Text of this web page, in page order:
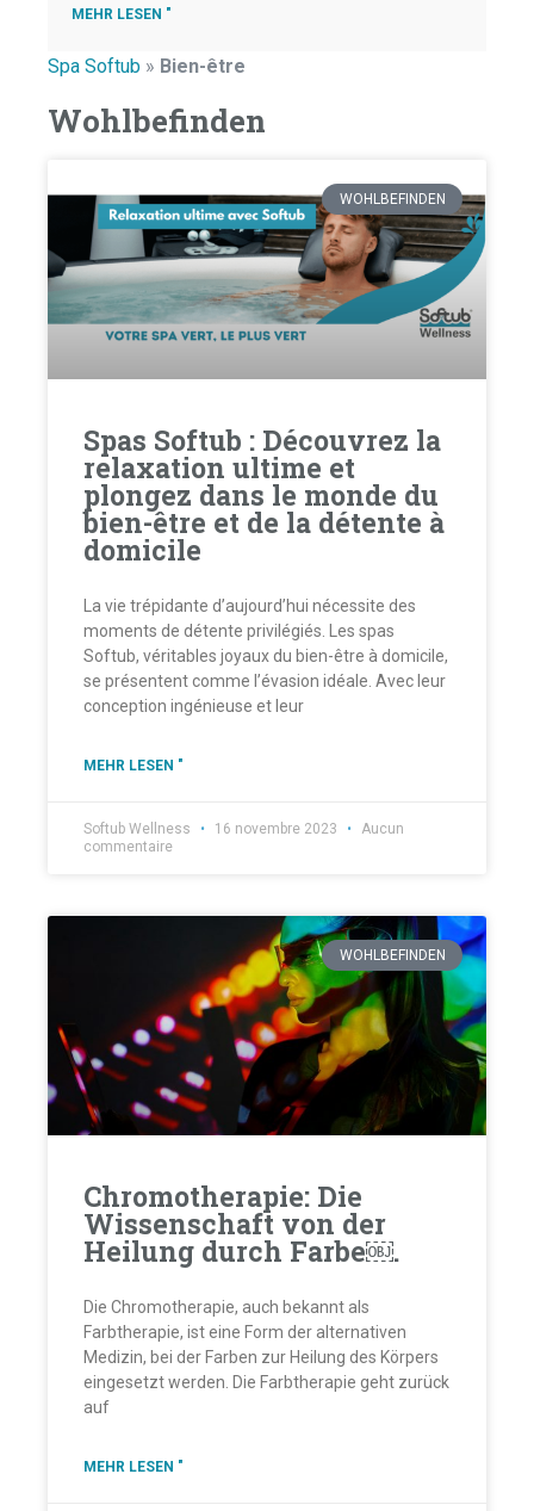
MEHR LESEN "
Spa Softub » Bien-être
Wohlbefinden
WOHLBEFINDEN
Spas Softub : Découvrez la
relaxation ultime et
plongez dans le monde du
bien-être et de la détente à
domicile
La vie trépidante d’aujourd’hui nécessite des
moments de détente privilégiés. Les spas
Softub, véritables joyaux du bien-être à domicile,
se présentent comme l’évasion idéale. Avec leur
conception ingénieuse et leur
MEHR LESEN "
Softub Wellness 16 novembre 2023
Aucun
commentaire
WOHLBEFINDEN
Chromotherapie: Die
Wissenschaft von der
Heilung durch Farbe￼.
Die Chromotherapie, auch bekannt als
Farbtherapie, ist eine Form der alternativen
Medizin, bei der Farben zur Heilung des Körpers
eingesetzt werden. Die Farbtherapie geht zurück
auf
MEHR LESEN "